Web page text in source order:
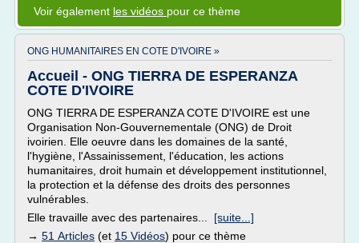
Voir également les vidéos pour ce thème
ONG HUMANITAIRES EN COTE D'IVOIRE »
Accueil - ONG TIERRA DE ESPERANZA
COTE D'IVOIRE
ONG TIERRA DE ESPERANZA COTE D'IVOIRE est une
Organisation Non-Gouvernementale (ONG) de Droit
ivoirien. Elle oeuvre dans les domaines de la santé,
l'hygiène, l'Assainissement, l'éducation, les actions
humanitaires, droit humain et développement institutionnel,
la protection et la défense des droits des personnes
vulnérables.
Elle travaille avec des partenaires... [suite...]
→ 51 Articles (et 15 Vidéos) pour ce thème